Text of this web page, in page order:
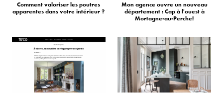
Comment valoriser les poutres
apparentes dans votre intérieur ?
Mon agence ouvre un nouveau
département : Cap à l'ouest à
Mortagne-au-Perche!